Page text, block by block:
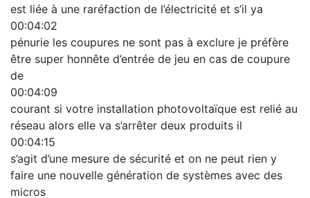
est liée à une raréfaction de l’électricité et s’il ya
00:04:02
pénurie les coupures ne sont pas à exclure je préfère
être super honnête d’entrée de jeu en cas de coupure
de
00:04:09
courant si votre installation photovoltaïque est relié au
réseau alors elle va s’arrêter deux produits il
00:04:15
s’agit d’une mesure de sécurité et on ne peut rien y
faire une nouvelle génération de systèmes avec des
micros